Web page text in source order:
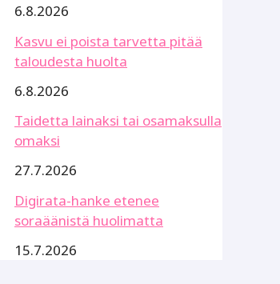
6.8.2026
Kasvu ei poista tarvetta pitää
taloudesta huolta
6.8.2026
Taidetta lainaksi tai osamaksulla
omaksi
27.7.2026
Digirata-hanke etenee
soraäänistä huolimatta
15.7.2026